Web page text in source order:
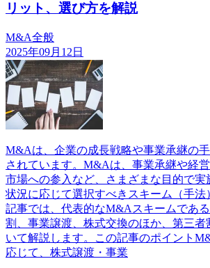
リット、選び方を解説
M&A全般
2025年09月12日
M&Aは、企業の成長戦略や事業承継の
されています。M&Aは、事業承継や経
市場への参入など、さまざまな目的で実
状況に応じて選択すべきスキーム（手法
記事では、代表的なM&Aスキームであ
割、事業譲渡、株式交換のほか、第三者
いて解説します。この記事のポイント
応じて、株式譲渡・事業